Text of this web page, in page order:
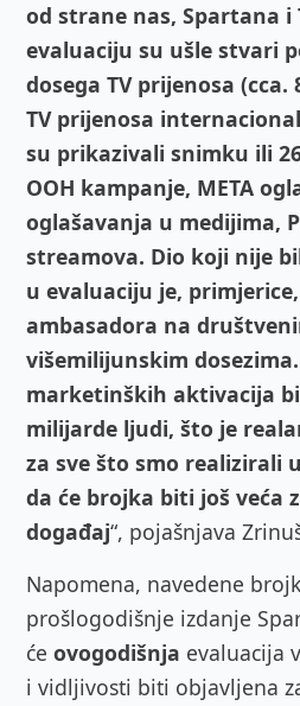
od strane nas, Spartana i
evaluaciju su ušle stvari
dosega TV prijenosa
TV prijenosa
su prikazivali snimku ili
OOH kampanje, META
oglašavanja u medijima,
streamova. Dio koji nije
u evaluaciju je,
ambasadora na
višemilijunskim
marketinških aktivacija
milijarde ljudi, što je
za sve što smo realizirali
da će brojka biti još veća
događaj“, pojašnjava
Napomena, navedene
prošlogodišnje izdanje
će ovogodišnja evaluacija
i vidljivosti biti objavljena